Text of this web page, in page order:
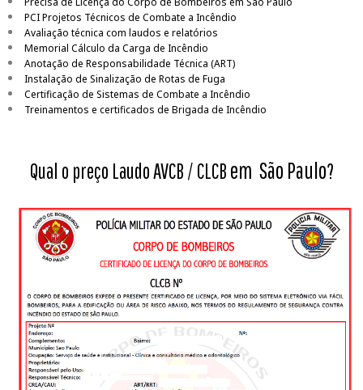
PCI Projetos Técnicos de Combate a Incêndio
Avaliação técnica com laudos e relatórios
Memorial Cálculo da Carga de Incêndio
Anotação de Responsabilidade Técnica (ART)
Instalação de Sinalização de Rotas de Fuga
Certificação de Sistemas de Combate a Incêndio
Treinamentos e certificados de Brigada de Incêndio
Qual o preço Laudo AVCB / CLCB em São Paulo?